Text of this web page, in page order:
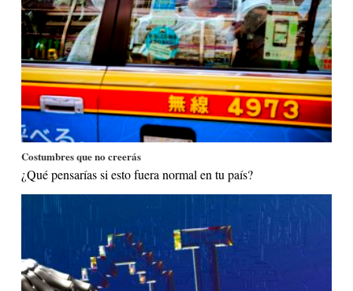
Costumbres que no creerás
¿Qué pensarías si esto fuera normal en tu país?